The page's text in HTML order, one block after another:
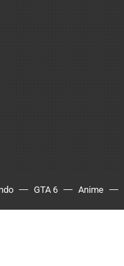
GTA 6 Anime